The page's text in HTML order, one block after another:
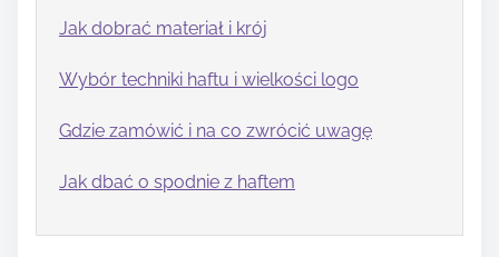
Jak dobrać materiał i krój
Wybór techniki haftu i wielkości logo
Gdzie zamówić i na co zwrócić uwagę
Jak dbać o spodnie z haftem